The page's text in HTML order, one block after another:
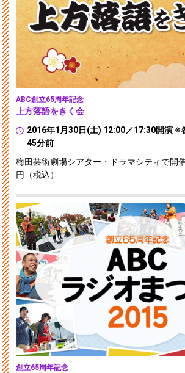
ABC創立65周年記念
上方落語をきく会
2016年1月30日(土) 12:00／17:30開演 ※
45分前
梅田芸術劇場シアター・ドラマシティで開
円（税込）
創立65周年記念